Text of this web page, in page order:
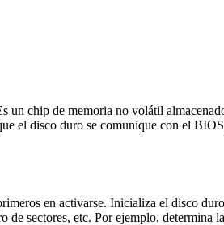
un chip de memoria no volátil
el disco duro se comunique con el
en activarse. Inicializa el disco
sectores, etc. Por ejemplo, determina